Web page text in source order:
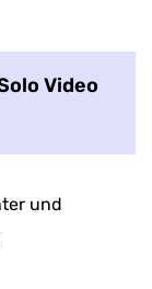
Video
und